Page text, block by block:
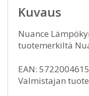
Kuvaus
Nuance
tuotemerkiltä
EAN:
Valmistajan